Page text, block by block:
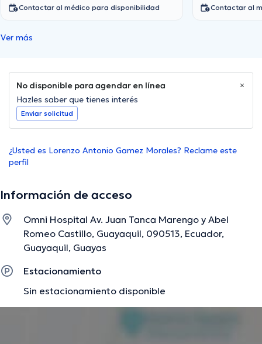
Contactar al médico para disponibilidad Contactar al
Ver más
No disponible para agendar en línea
Hazles saber que tienes interés
Enviar solicitud
¿Usted es Lorenzo Antonio Gamez Morales? Reclame este
perfil
Información de acceso
Omni Hospital Av. Juan Tanca Marengo y Abel
Romeo Castillo, Guayaquil, 090513, Ecuador,
Guayaquil, Guayas
Estacionamiento
Sin estacionamiento disponible